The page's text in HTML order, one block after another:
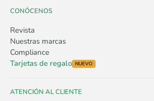
CONÓCENOS
Revista
Nuestras marcas
Compliance
Tarjetas de regalo NUEVO
ATENCIÓN AL CLIENTE